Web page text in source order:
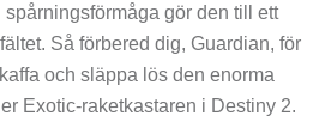
gör den till ett
Så förbered dig, Guardian, för
och släppa lös den enorma
Exotic-raketkastaren i Destiny 2.